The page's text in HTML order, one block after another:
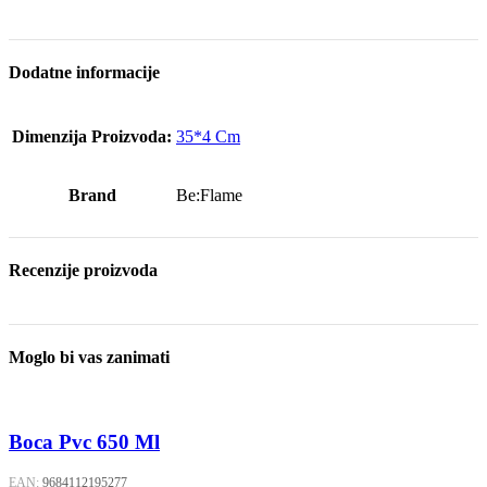
Dodatne informacije
Dimenzija Proizvoda: 35*4 Cm
Brand Be:Flame
Recenzije proizvoda
Moglo bi vas zanimati
Boca Pvc 650 Ml
EAN: 9684112195277